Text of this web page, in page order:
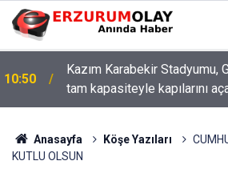
10:50
Kazım Karabekir Stadyumu,
tam kapasiteyle kapılarını
ETSO ve İSO mesleki eğitim
Anasayfa Köşe Yazıları
KUTLU OLSUN